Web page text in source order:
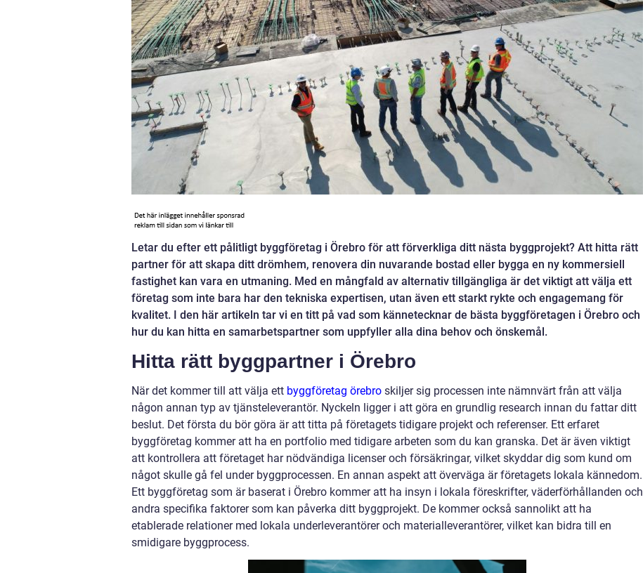
Letar du efter ett pålitligt byggföretag i Örebro för att förverkliga ditt nästa byggprojekt? Att hitta rätt
partner för att skapa ditt drömhem, renovera din nuvarande bostad eller bygga en ny kommersiell
fastighet kan vara en utmaning. Med en mångfald av alternativ tillgängliga är det viktigt att välja ett
företag som inte bara har den tekniska expertisen, utan även ett starkt rykte och engagemang för
kvalitet. I den här artikeln tar vi en titt på vad som kännetecknar de bästa byggföretagen i Örebro och
hur du kan hitta en samarbetspartner som uppfyller alla dina behov och önskemål.
Hitta rätt byggpartner i Örebro
När det kommer till att välja ett byggföretag örebro skiljer sig processen inte nämnvärt från att välja
någon annan typ av tjänsteleverantör. Nyckeln ligger i att göra en grundlig research innan du fattar ditt
beslut. Det första du bör göra är att titta på företagets tidigare projekt och referenser. Ett erfaret
byggföretag kommer att ha en portfolio med tidigare arbeten som du kan granska. Det är även viktigt
att kontrollera att företaget har nödvändiga licenser och försäkringar, vilket skyddar dig som kund om
något skulle gå fel under byggprocessen. En annan aspekt att överväga är företagets lokala kännedom.
Ett byggföretag som är baserat i Örebro kommer att ha insyn i lokala föreskrifter, väderförhållanden och
andra specifika faktorer som kan påverka ditt byggprojekt. De kommer också sannolikt att ha
etablerade relationer med lokala underleverantörer och materialleverantörer, vilket kan bidra till en
smidigare byggprocess.